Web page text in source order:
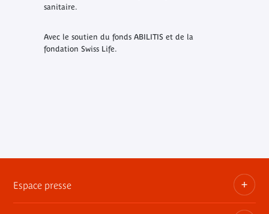
sanitaire.
Avec le soutien du fonds ABILITIS et de la
fondation Swiss Life.
Espace presse